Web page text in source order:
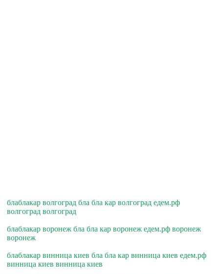
блаблакар волгоград бла бла кар волгоград едем.рф
волгоград волгоград
блаблакар воронеж бла бла кар воронеж едем.рф воронеж
воронеж
блаблакар винница киев бла бла кар винница киев едем.рф
винница киев винница киев